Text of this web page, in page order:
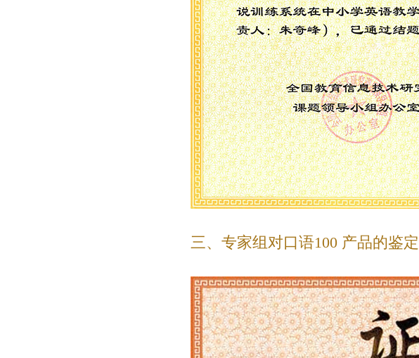
三、专家组对口语100 产品的鉴定